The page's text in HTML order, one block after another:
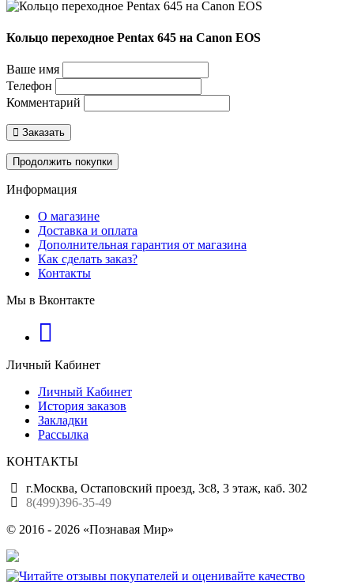
Кольцо переходное Pentax 645 на Canon EOS
Ваше имя
Телефон
Комментарий
Заказать
Продолжить покупки
Информация
О магазине
Доставка и оплата
Дополнительная гарантия от магазина
Как сделать заказ?
Контакты
Мы в Вконтакте
Личный Кабинет
Личный Кабинет
История заказов
Закладки
Рассылка
КОНТАКТЫ
г.Москва, Остаповский проезд, 3с8, 3 этаж, каб. 302
8(499)396-35-49
© 2016 - 2026 «Познавая Мир»